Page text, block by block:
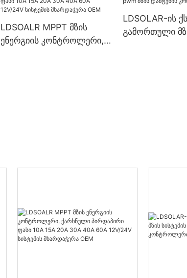
LDSOALR MPPT მზის
ენერგიის კონტროლერი,
LDSOLAR-ის
გამორთული